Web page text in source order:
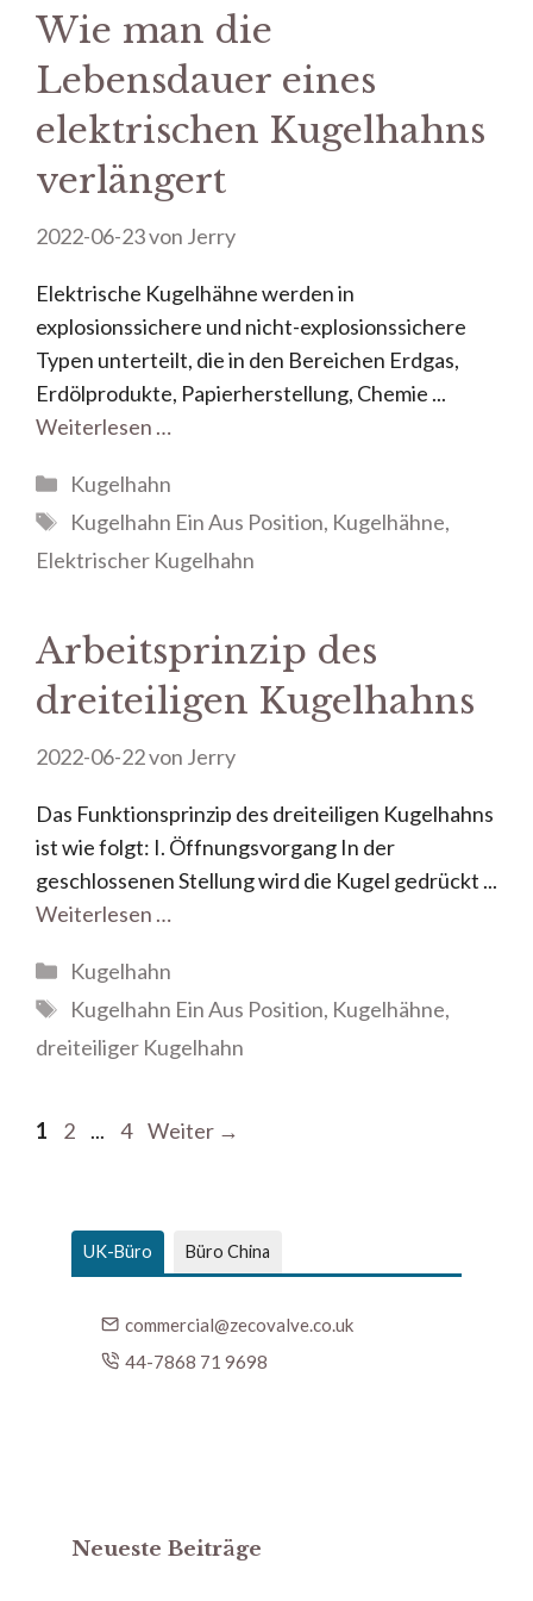
Wie man die
Lebensdauer eines
elektrischen Kugelhahns
verlängert
2022-06-23von Jerry
Elektrische Kugelhähne werden in
explosionssichere und nicht-explosionssichere
Typen unterteilt, die in den Bereichen Erdgas,
Erdölprodukte, Papierherstellung, Chemie ...
Weiterlesen …
Kugelhahn
Kugelhahn Ein Aus Position, Kugelhähne,
Elektrischer Kugelhahn
Arbeitsprinzip des
dreiteiligen Kugelhahns
2022-06-22von Jerry
Das Funktionsprinzip des dreiteiligen Kugelhahns
ist wie folgt: I. Öffnungsvorgang In der
geschlossenen Stellung wird die Kugel gedrückt ...
Weiterlesen …
Kugelhahn
Kugelhahn Ein Aus Position, Kugelhähne,
dreiteiliger Kugelhahn
1 2 ... 4 Weiter →
UK-Büro Büro China
commercial@zecovalve.co.uk
44-7868 71 9698
Neueste Beiträge